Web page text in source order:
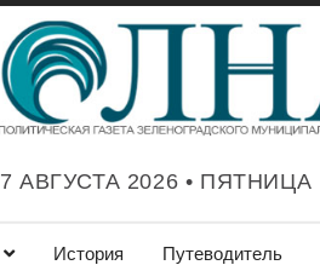
7 АВГУСТА 2026 • ПЯТНИЦА
История Путеводитель